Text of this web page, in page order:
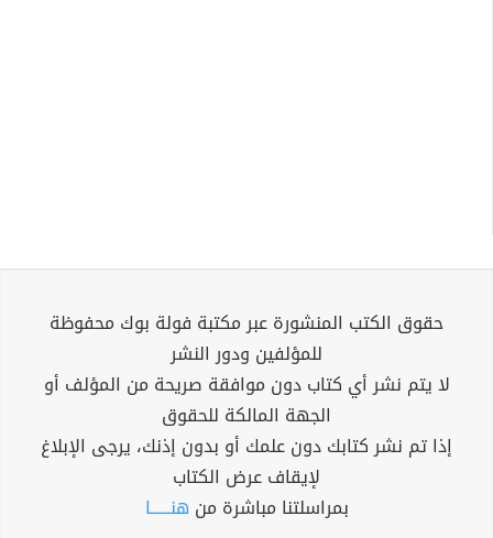
حقوق الكتب المنشورة عبر مكتبة فولة بوك محفوظة
للمؤلفين ودور النشر
لا يتم نشر أي كتاب دون موافقة صريحة من المؤلف أو
الجهة المالكة للحقوق
إذا تم نشر كتابك دون علمك أو بدون إذنك، يرجى الإبلاغ
لإيقاف عرض الكتاب
بمراسلتنا مباشرة من هنــــــا